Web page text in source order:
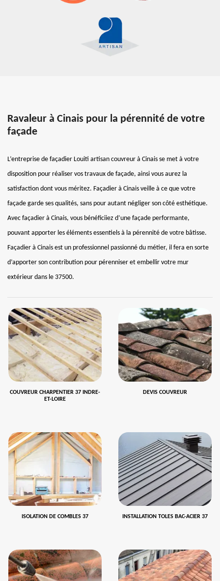
Ravaleur à Cinais pour la pérennité de votre
façade
L’entreprise de façadier Louiti artisan couvreur à Cinais se met à votre
disposition pour réaliser vos travaux de façade, ainsi vous aurez la
satisfaction dont vous méritez. Façadier à Cinais veille à ce que votre
façade garde ses qualités, sans pour autant négliger son côté esthétique.
Avec façadier à Cinais, vous bénéficiiez d’une façade performante,
pouvant apporter les éléments essentiels à la pérennité de votre bâtisse.
Façadier à Cinais est un professionnel passionné du métier, il fera en sorte
d’apporter son contribution pour pérenniser et embellir votre mur
extérieur dans le 37500.
COUVREUR CHARPENTIER 37 INDRE-
ET-LOIRE
DEVIS COUVREUR
ISOLATION DE COMBLES 37 INSTALLATION TOLES BAC-ACIER 37